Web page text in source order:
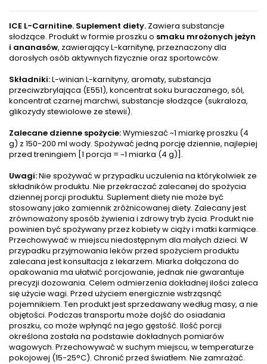
ICE L-Carnitine. Suplement diety. Zawiera substancje
słodzące. Produkt w formie proszku o smaku mrożonych jeżyn
i ananasów, zawierający L-karnitynę, przeznaczony dla
dorosłych osób aktywnych fizycznie oraz sportowców.
Składniki:L-winian L-karnityny, aromaty, substancja
przeciwzbrylająca (E551), koncentrat soku buraczanego, sól,
koncentrat czarnej marchwi, substancje słodzące (sukraloza,
glikozydy stewiolowe ze stewii).
Zalecane dzienne spożycie:Wymieszać ~1 miarkę proszku (4
g) z 150-200 ml wody. Spożywać jedną porcję dziennie, najlepiej
przed treningiem [1 porcja = ~1 miarka (4 g)].
Uwagi:Nie spożywać w przypadku uczulenia na którykolwiek ze
składników produktu. Nie przekraczać zalecanej do spożycia
dziennej porcji produktu. Suplement diety nie może być
stosowany jako zamiennik zróżnicowanej diety. Zalecany jest
zrównoważony sposób żywienia i zdrowy tryb życia. Produkt nie
powinien być spożywany przez kobiety w ciąży i matki karmiące.
Przechowywać w miejscu niedostępnym dla małych dzieci. W
przypadku przyjmowania leków przed spożyciem produktu
zalecana jest konsultacja z lekarzem. Miarka dołączona do
opakowania ma ułatwić porcjowanie, jednak nie gwarantuje
precyzji dozowania. Celem odmierzenia dokładnej ilości zaleca
się użycie wagi. Przed użyciem energicznie wstrząsnąć
pojemnikiem. Ten produkt jest sprzedawany według masy, a nie
objętości. Podczas transportu może dojść do osiadania
proszku, co może wpłynąć na jego gęstość. Ilość porcji
określona została na podstawie dokładnych pomiarów
wagowych. Przechowywać w suchym miejscu, w temperaturze
pokojowej (15-25°C). Chronić przed światłem. Nie zamrażać.